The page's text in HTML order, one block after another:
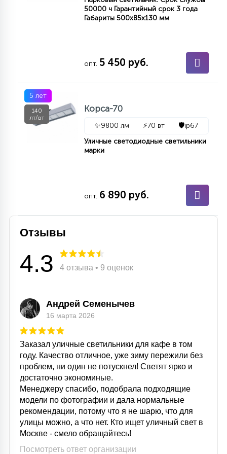
С УПРАВЛЕНИЕМ
АКСЕССУАРЫ
50000 ч Гарантийный срок 3 года
Габариты 500х85х130 мм
опт. 5 450 руб.
5 лет
140
лт/вт
Корса-70
✨9800 лм ⚡70 вт 🛡️ip67
Уличные светодиодные светильники
марки
опт. 6 890 руб.
Отзывы
4.3 4 отзыва • 9 оценок
Андрей Семенычев
16 марта 2026
Заказал уличные светильники для кафе в том
году. Качество отличное, уже зиму пережили без
проблем, ни один не потускнел! Светят ярко и
достаточно экономиные.
Менеджеру спасибо, подобрала подходящие
модели по фотографии и дала нормальные
рекомендации, потому что я не шарю, что для
улицы можно, а что нет. Кто ищет уличный свет в
Москве - смело обращайтесь!
Посмотреть ответ организации